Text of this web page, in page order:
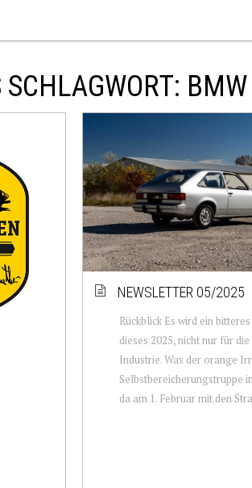
BMW
NEWSLETTER 05/2025
Rückblick Es wird ein
dieses 2025, nicht nur für
Industrie. Was der orange
Selbstbereicherungstruppe
da am 1. Februar mit den